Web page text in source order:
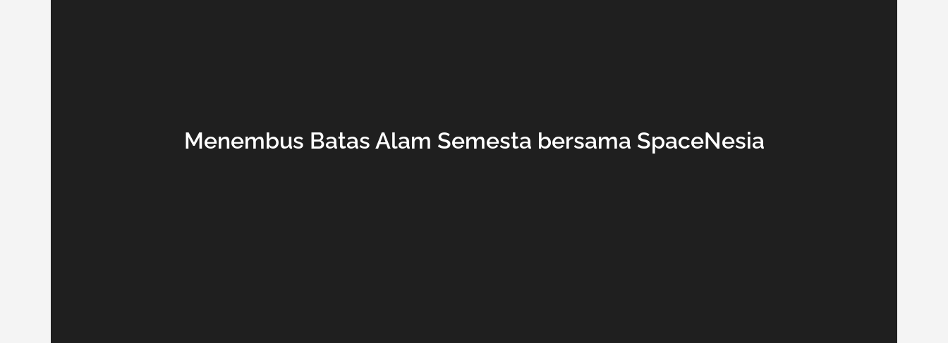
Menembus Batas Alam Semesta bersama SpaceNesia